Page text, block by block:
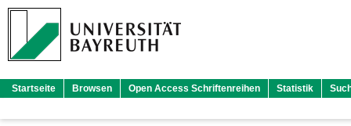
Startseite Browsen Open Access Schriftenreihen Statistik